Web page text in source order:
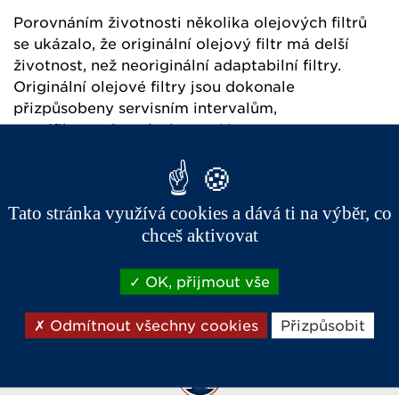
Porovnáním životnosti několika olejových filtrů
se ukázalo, že originální olejový filtr má delší
životnost, než neoriginální adaptabilní filtry.
Originální olejové filtry jsou dokonale
přizpůsobeny servisním intervalům,
specifikovaným výrobcem Aixam.
Cenový rozdíl mezi originálním a neoriginálním
adaptabilním olejovým filtrem je jen pár eur.
Naproti tomu, faktura za nový motor v případě
rozbití v důsledku špatného mazání dosahuje
Tato stránka využívá cookies a dává ti na výběr, co
chceš aktivovat
OK, přijmout vše
Odmítnout všechny cookies Přizpůsobit